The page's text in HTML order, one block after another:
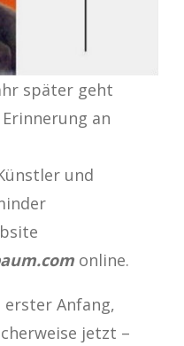
später geht
an
und
online.
erster Anfang,
jetzt –